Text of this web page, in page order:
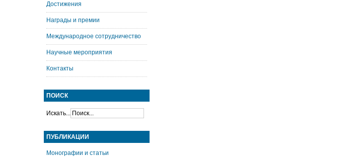
Достижения
Награды и премии
Международное сотрудничество
Научные мероприятия
Контакты
ПОИСК
Искать...
ПУБЛИКАЦИИ
Монографии и статьи